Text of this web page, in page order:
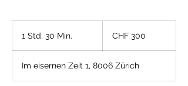
1 Std. 30 Min.
d
3
Franken
CHF 300
Im eisernen Zeit 1, 8006 Zürich